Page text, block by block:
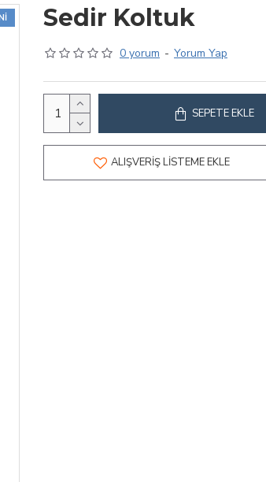
Sedir Koltuk
0 yorum - Yorum Yap
SEPETE EKLE
ALIŞVERIŞ LISTEME EKLE